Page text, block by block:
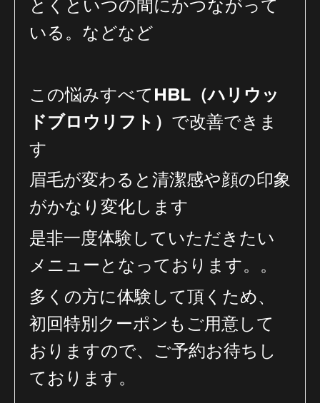
とくといつの間にかつながって
いる。などなど
この悩みすべて HBL（ハリウッ
ドブロウリフト） で改善できま
す
眉毛が変わると清潔感や顔の印象
がかなり変化します
是非一度体験していただきたい
メニューとなっております。。
多くの方に体験して頂くため、
初回特別クーポンもご用意して
おりますので、ご予約お待ちし
ております。